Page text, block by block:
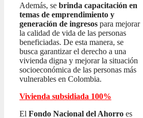
Además, se brinda capacitación en
temas de emprendimiento y
generación de ingresos para mejorar
la calidad de vida de las personas
beneficiadas. De esta manera, se
busca garantizar el derecho a una
vivienda digna y mejorar la situación
socioeconómica de las personas más
vulnerables en Colombia.
Vivienda subsidiada 100%
El Fondo Nacional del Ahorro es